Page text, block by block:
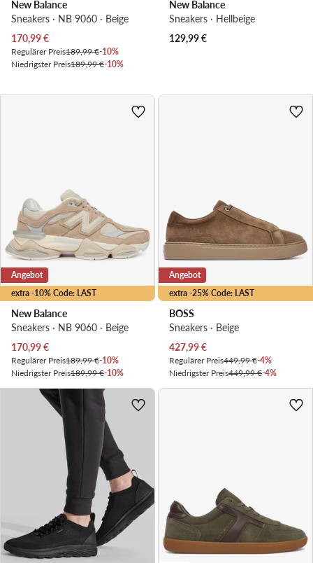
New Balance
Sneakers · NB 9060 · Beige
Aktueller Preis
170,99€
Regulärer Preis189,99 €-10%
Niedrigster Preis189,99 €-10%
New Balance
Sneakers · Hellbeige
129,99€
extra -10% Code: LAST
Angebot
New Balance
Sneakers · NB 9060 · Beige
Aktueller Preis
170,99€
Regulärer Preis189,99 €-10%
Niedrigster Preis189,99 €-10%
extra -25% Code: LAST
Angebot
BOSS
Sneakers · Beige
Aktueller Preis
427,99€
Regulärer Preis449,99 €-4%
Niedrigster Preis449,99 €-4%